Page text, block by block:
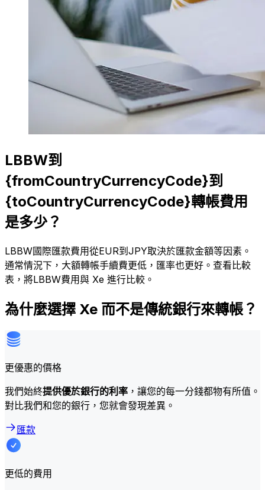
LBBW到
{fromCountryCurrencyCode}到
{toCountryCurrencyCode}轉帳費用
是多少？
LBBW國際匯款費用從EUR到JPY取決於匯款金額等因素。
通常情況下，大額轉帳手續費更低，匯率也更好。查看比較
表，將LBBW費用與 Xe 進行比較。
為什麼選擇 Xe 而不是傳統銀行來轉帳？
更優惠的價格
我們始終提供優於銀行的利率 ，讓您的每一分錢都物有所值。
對比我們和您的銀行，您就會發現差異。
匯款
更低的費用